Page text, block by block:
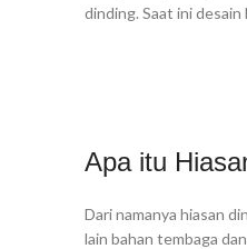
dinding. Saat ini
Apa itu
Dari namanya hiasan
lain bahan tembaga